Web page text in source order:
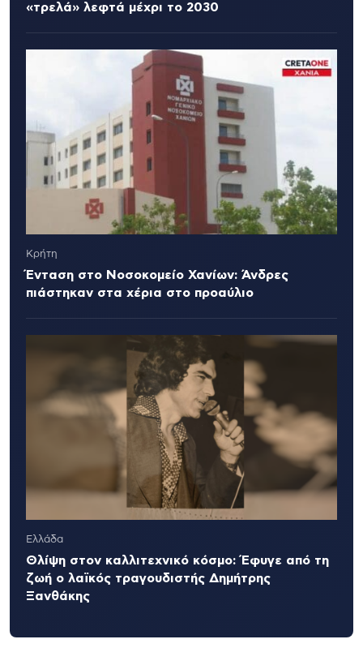
«τρελά» λεφτά μέχρι το 2030
Κρήτη
Ένταση στο Νοσοκομείο Χανίων: Άνδρες
πιάστηκαν στα χέρια στο προαύλιο
Ελλάδα
Θλίψη στον καλλιτεχνικό κόσμο: Έφυγε από τη
ζωή ο λαϊκός τραγουδιστής Δημήτρης
Ξανθάκης